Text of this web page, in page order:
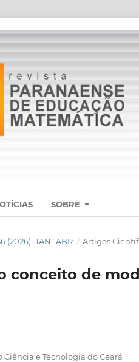
SOBRE
(2026): JAN.-ABR. / Artigos
conceito de
e Tecnologia do Ceará